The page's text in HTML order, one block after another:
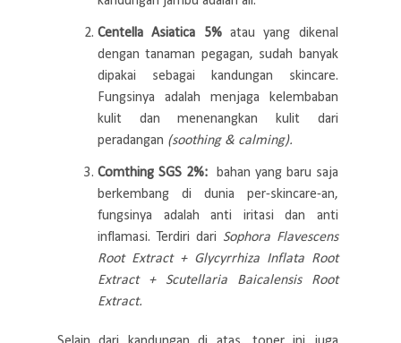
Centella Asiatica 5% atau yang dikenal
dengan tanaman pegagan, sudah banyak
dipakai sebagai kandungan skincare.
Fungsinya adalah menjaga kelembaban
kulit dan menenangkan kulit dari
peradangan (soothing & calming).
Comthing SGS 2%:
bahan yang baru saja
berkembang di dunia per-skincare-an,
fungsinya adalah anti iritasi dan anti
inflamasi. Terdiri dari Sophora Flavescens
Root Extract + Glycyrrhiza Inflata Root
Extract + Scutellaria Baicalensis Root
Extract.